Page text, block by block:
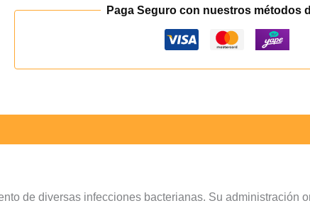
Paga Seguro con nuestros métodos
de diversas infecciones bacterianas. Su administración